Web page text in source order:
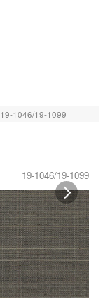
19-1046/19-1099
19-1046/19-1099